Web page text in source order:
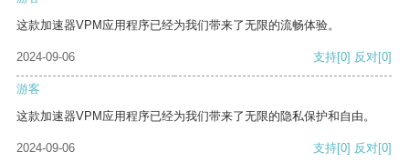
这款加速器VPM应用程序已经为我们带来了无限的流畅体验。
2024-09-06 支持[0] 反对[0]
游客
这款加速器VPM应用程序已经为我们带来了无限的隐私保护和自由。
2024-09-06 支持[0] 反对[0]